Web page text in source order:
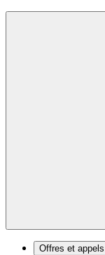
Offres et appels